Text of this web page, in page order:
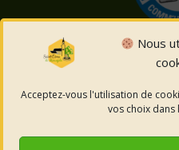
Nous
Acceptez-vous l'utilisation de
vos choix dans
© 2026 Saint-Côme-et-